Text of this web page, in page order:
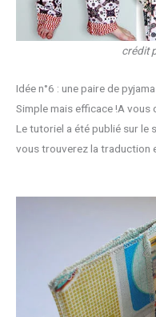
crédit
Idée n°6 : une paire de pyjama
Simple mais efficace !A
Le tutoriel a été publié sur le
vous trouverez la traduction